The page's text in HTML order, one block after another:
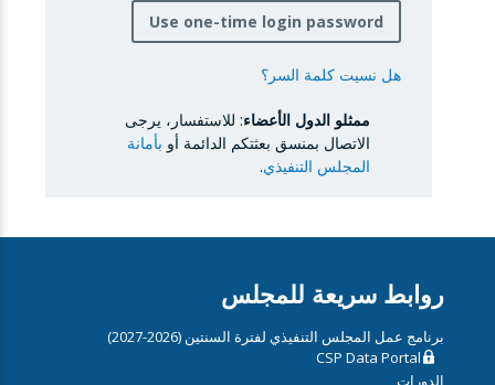
Use one-time login password
هل نسيت كلمة السر؟
ممثلو الدول الأعضاء: للاستفسار، يرجى
الاتصال بمنسق بعثتكم الدائمة أو بأمانة
المجلس التنفيذي.
روابط سريعة للمجلس
برنامج عمل المجلس التنفيذي لفترة السنتين (2026-2027)
CSP Data Portal
الدورات